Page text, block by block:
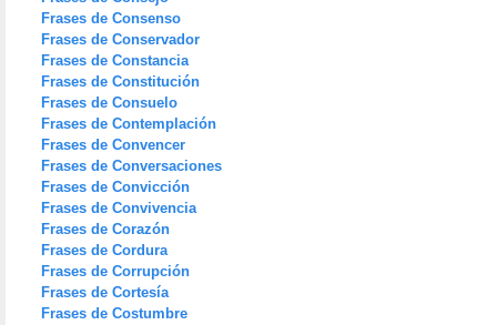
Frases de Consenso
Frases de Conservador
Frases de Constancia
Frases de Constitución
Frases de Consuelo
Frases de Contemplación
Frases de Convencer
Frases de Conversaciones
Frases de Convicción
Frases de Convivencia
Frases de Corazón
Frases de Cordura
Frases de Corrupción
Frases de Cortesía
Frases de Costumbre